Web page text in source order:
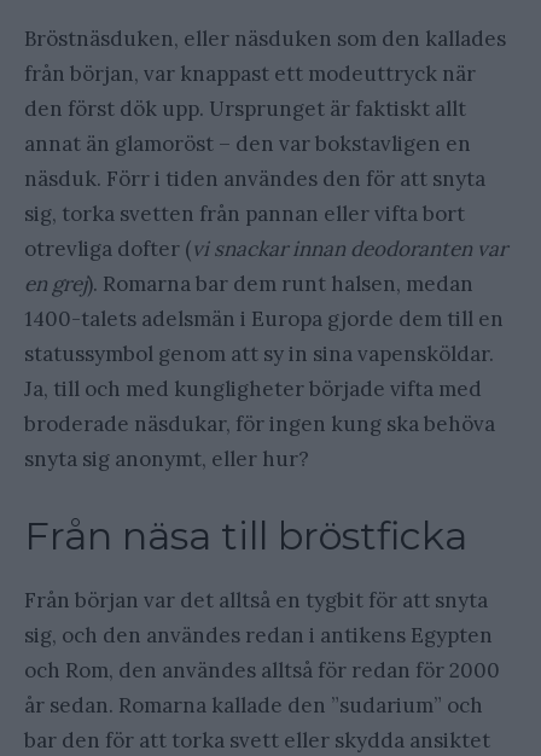
Bröstnäsduken, eller näsduken som den kallades
från början, var knappast ett modeuttryck när
den först dök upp. Ursprunget är faktiskt allt
annat än glamoröst – den var bokstavligen en
näsduk. Förr i tiden användes den för att snyta
sig, torka svetten från pannan eller vifta bort
otrevliga dofter (vi snackar innan deodoranten var
en grej). Romarna bar dem runt halsen, medan
1400-talets adelsmän i Europa gjorde dem till en
statussymbol genom att sy in sina vapensköldar.
Ja, till och med kungligheter började vifta med
broderade näsdukar, för ingen kung ska behöva
snyta sig anonymt, eller hur?
Från näsa till bröstficka
Från början var det alltså en tygbit för att snyta
sig, och den användes redan i antikens Egypten
och Rom, den användes alltså för redan för 2000
år sedan. Romarna kallade den ”sudarium” och
bar den för att torka svett eller skydda ansiktet